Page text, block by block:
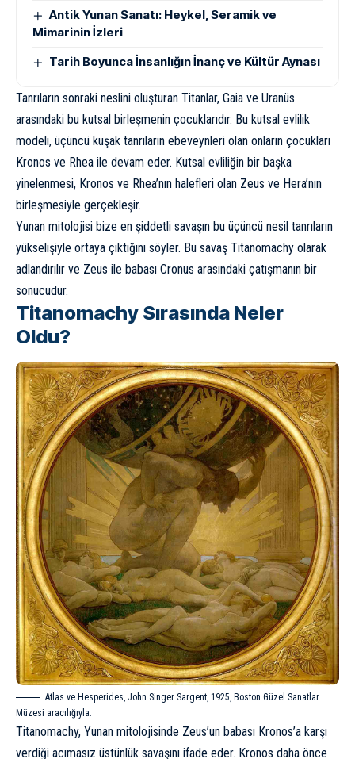
Antik Yunan Sanatı: Heykel, Seramik ve
Mimarinin İzleri
Tarih Boyunca İnsanlığın İnanç ve Kültür Aynası
Tanrıların sonraki neslini oluşturan Titanlar, Gaia ve Uranüs
arasındaki bu kutsal birleşmenin çocuklarıdır. Bu kutsal evlilik
modeli, üçüncü kuşak tanrıların ebeveynleri olan onların çocukları
Kronos ve Rhea ile devam eder. Kutsal evliliğin bir başka
yinelenmesi, Kronos ve Rhea’nın halefleri olan Zeus ve Hera’nın
birleşmesiyle gerçekleşir.
Yunan mitolojisi bize en şiddetli savaşın bu üçüncü nesil tanrıların
yükselişiyle ortaya çıktığını söyler. Bu savaş Titanomachy olarak
adlandırılır ve Zeus ile babası Cronus arasındaki çatışmanın bir
sonucudur.
Titanomachy Sırasında Neler
Oldu?
Atlas ve Hesperides, John Singer Sargent, 1925, Boston Güzel Sanatlar
Müzesi aracılığıyla.
Titanomachy, Yunan mitolojisinde Zeus’un babası Kronos’a karşı
verdiği acımasız üstünlük savaşını ifade eder. Kronos daha önce